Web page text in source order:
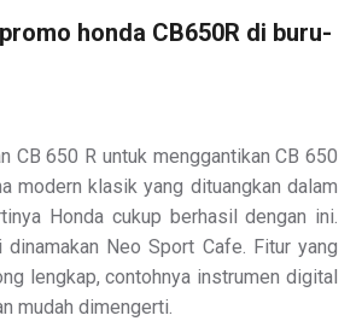
honda CB650R di buru-
CB 650 R untuk menggantikan CB 650
modern klasik yang dituangkan dalam
Honda cukup berhasil dengan ini.
Neo Sport Cafe. Fitur yang
lengkap, contohnya instrumen digital
mudah dimengerti.